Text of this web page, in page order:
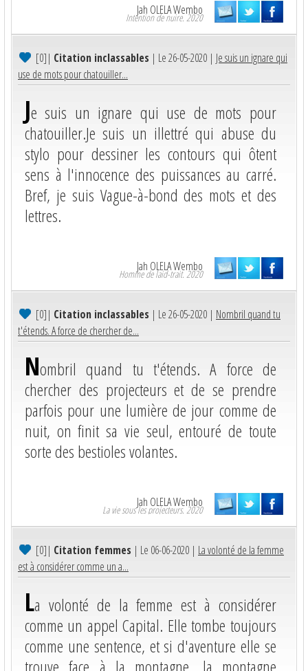
Jah OLELA Wembo
Intention de nuire. 2020
[0]| Citation inclassables | Le 26-05-2020 | Je suis un ignare qui
use de mots pour chatouiller...
Je suis un ignare qui use de mots pour
chatouiller.Je suis un illettré qui abuse du
stylo pour dessiner les contours qui ôtent
sens à l'innocence des puissances au carré.
Bref, je suis Vague-à-bond des mots et des
lettres.
Jah OLELA Wembo
Homme de laid-trait. 2020
[0]| Citation inclassables | Le 26-05-2020 | Nombril quand tu
t'étends. A force de chercher de...
Nombril quand tu t'étends. A force de
chercher des projecteurs et de se prendre
parfois pour une lumière de jour comme de
nuit, on finit sa vie seul, entouré de toute
sorte des bestioles volantes.
Jah OLELA Wembo
La vie sous les projecteurs. 2020
[0]| Citation femmes | Le 06-06-2020 | La volonté de la femme
est à considérer comme un a...
La volonté de la femme est à considérer
comme un appel Capital. Elle tombe toujours
comme une sentence, et si d'aventure elle se
trouve face à la montagne, la montagne